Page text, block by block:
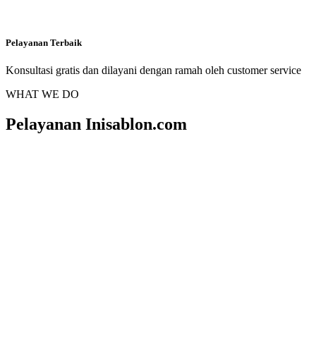
Pelayanan Terbaik
Konsultasi gratis dan dilayani dengan ramah oleh customer service
WHAT WE DO
Pelayanan Inisablon.com